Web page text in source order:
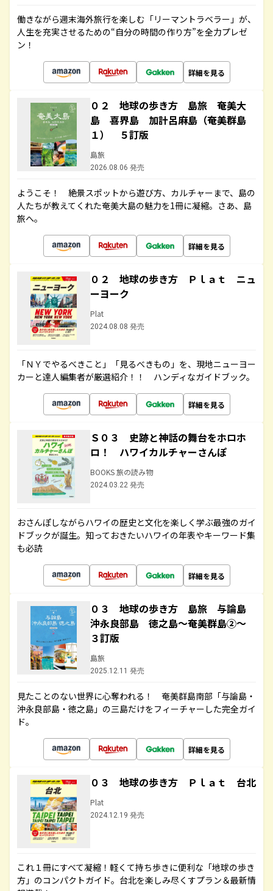
働きながら週末海外旅行を楽しむ「リーマントラベラー」が、
人生を充実させるための“自分の時間の作り方”を全力プレゼ
ン！
詳細を見る
０２ 地球の歩き方 島旅 奄美大
島 喜界島 加計呂麻島（奄美群島
１） ５訂版
島旅
2026.08.06 発売
ようこそ！ 絶景スポットから遊び方、カルチャーまで、島の
人たちが教えてくれた奄美大島の魅力を1冊に凝縮。さあ、島
旅へ。
詳細を見る
０２ 地球の歩き方 Ｐｌａｔ ニュ
ーヨーク
Plat
2024.08.08 発売
「ＮＹでやるべきこと」「見るべきもの」を、現地ニューヨー
カーと達人編集者が厳選紹介！！ ハンディなガイドブック。
詳細を見る
Ｓ０３ 史跡と神話の舞台をホロホ
ロ！ ハワイカルチャーさんぽ
BOOKS 旅の読み物
2024.03.22 発売
おさんぽしながらハワイの歴史と文化を楽しく学ぶ最強のガイ
ドブックが誕生。知っておきたいハワイの年表やキーワード集
も必読
詳細を見る
０３ 地球の歩き方 島旅 与論島
沖永良部島 徳之島～奄美群島②～
３訂版
島旅
2025.12.11 発売
見たことのない世界に心奪われる！ 奄美群島南部「与論島・
沖永良部島・徳之島」の三島だけをフィーチャーした完全ガイ
ド。
詳細を見る
０３ 地球の歩き方 Ｐｌａｔ 台北
Plat
2024.12.19 発売
これ１冊にすべて凝縮！軽くて持ち歩きに便利な「地球の歩き
方」のコンパクトガイド。台北を楽しみ尽くすプラン＆最新情